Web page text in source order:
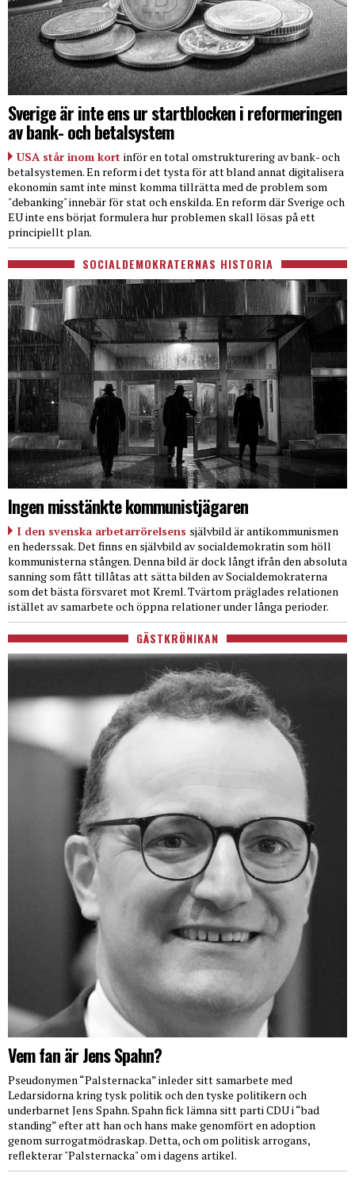
Sverige är inte ens ur startblocken i reformeringen
av bank- och betalsystem
USA står inom kort inför en total omstrukturering av bank- och
betalsystemen. En reform i det tysta för att bland annat digitalisera
ekonomin samt inte minst komma tillrätta med de problem som
"debanking" innebär för stat och enskilda. En reform där Sverige och
EU inte ens börjat formulera hur problemen skall lösas på ett
principiellt plan.
SOCIALDEMOKRATERNAS HISTORIA
Ingen misstänkte kommunistjägaren
I den svenska arbetarrörelsens självbild är antikommunismen
en hederssak. Det finns en självbild av socialdemokratin som höll
kommunisterna stången. Denna bild är dock långt ifrån den absoluta
sanning som fått tillåtas att sätta bilden av Socialdemokraterna
som det bästa försvaret mot Kreml. Tvärtom präglades relationen
istället av samarbete och öppna relationer under långa perioder.
GÄSTKRÖNIKAN
Vem fan är Jens Spahn?
Pseudonymen “Palsternacka” inleder sitt samarbete med
Ledarsidorna kring tysk politik och den tyske politikern och
underbarnet Jens Spahn. Spahn fick lämna sitt parti CDU i “bad
standing” efter att han och hans make genomfört en adoption
genom surrogatmödraskap. Detta, och om politisk arrogans,
reflekterar "Palsternacka" om i dagens artikel.